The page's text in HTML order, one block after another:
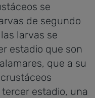
se
de segundo
larvas se
estadio que son
que a su
estadio, una